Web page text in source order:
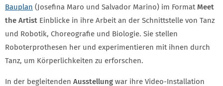
Bauplan (Josefina Maro und Salvador Marino) im Format Meet
the Artist Einblicke in ihre Arbeit an der Schnittstelle von Tanz
und Robotik, Choreografie und Biologie. Sie stellen
Roboterprothesen her und experimentieren mit ihnen durch
Tanz, um Körperlichkeiten zu erforschen.
In der begleitenden Ausstellung war ihre Video-Installation